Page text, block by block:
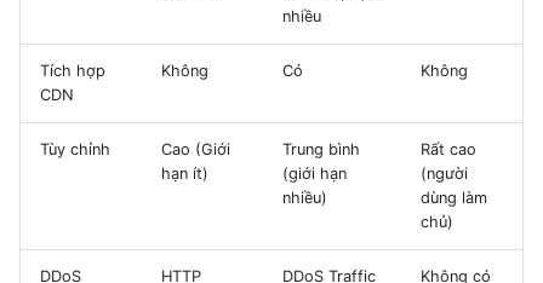
nhiều
Tích hợp
CDN
Không Có Không
Tùy chỉnh
Cao (Giới
hạn ít)
Trung bình
(giới hạn
nhiều)
Rất cao
(người
dùng làm
chủ)
DDoS
HTTP
DDoS Traffic
Không có